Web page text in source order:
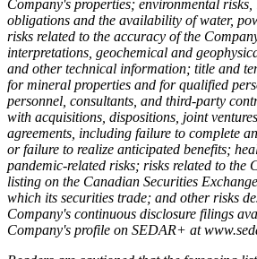
Company's properties; environmental
obligations and the availability of water,
risks related to the accuracy of the
interpretations, geochemical and
and other technical information; title and
for mineral properties and for qualified
personnel, consultants, and third-party
with acquisitions, dispositions, joint
agreements, including failure to complete
or failure to realize anticipated benefits;
pandemic-related risks; risks related to the
listing on the Canadian Securities
which its securities trade; and other risks
Company's continuous disclosure filings
Company's profile on SEDAR+ at